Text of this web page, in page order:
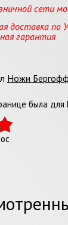
сети
доставка по
гарантия
Ножи Бергофф
была для